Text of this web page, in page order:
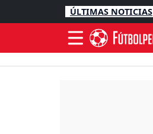
ÚLTIMAS NOTICIAS